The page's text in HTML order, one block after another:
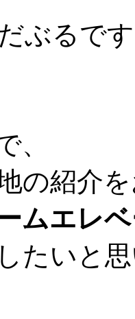
ぶるで
、
の紹介
ムエレ
たいと